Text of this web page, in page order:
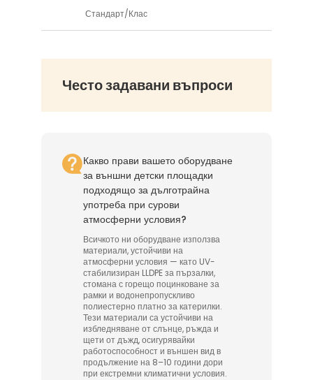
Стандарт/Клас
Често задавани въпроси
Какво прави вашето оборудване
за външни детски площадки
подходящо за дълготрайна
употреба при сурови
атмосферни условия?
Всичкото ни оборудване използва
материали, устойчиви на
атмосферни условия — като UV-
стабилизиран LLDPE за пързалки,
стомана с горещо поцинковане за
рамки и водонепропускливо
полиестерно платно за катерилки.
Тези материали са устойчиви на
избледняване от слънце, ръжда и
щети от дъжд, осигурявайки
работоспособност и външен вид в
продължение на 8–10 години дори
при екстремни климатични условия.